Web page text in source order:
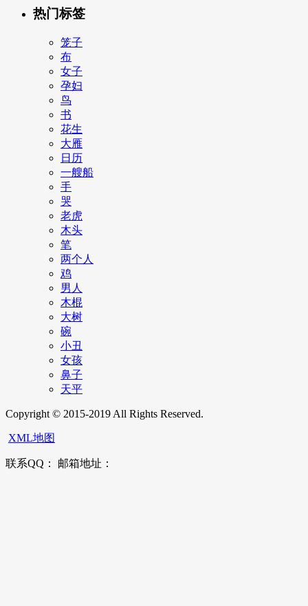
热门标签
笼子
布
女子
孕妇
鸟
书
花生
大雁
日历
一艘船
手
哭
老虎
木头
笔
两个人
鸡
男人
木棍
大树
碗
小丑
女孩
鼻子
天平
Copyright © 2015-2019 All Rights Reserved.
XML地图
联系QQ： 邮箱地址：